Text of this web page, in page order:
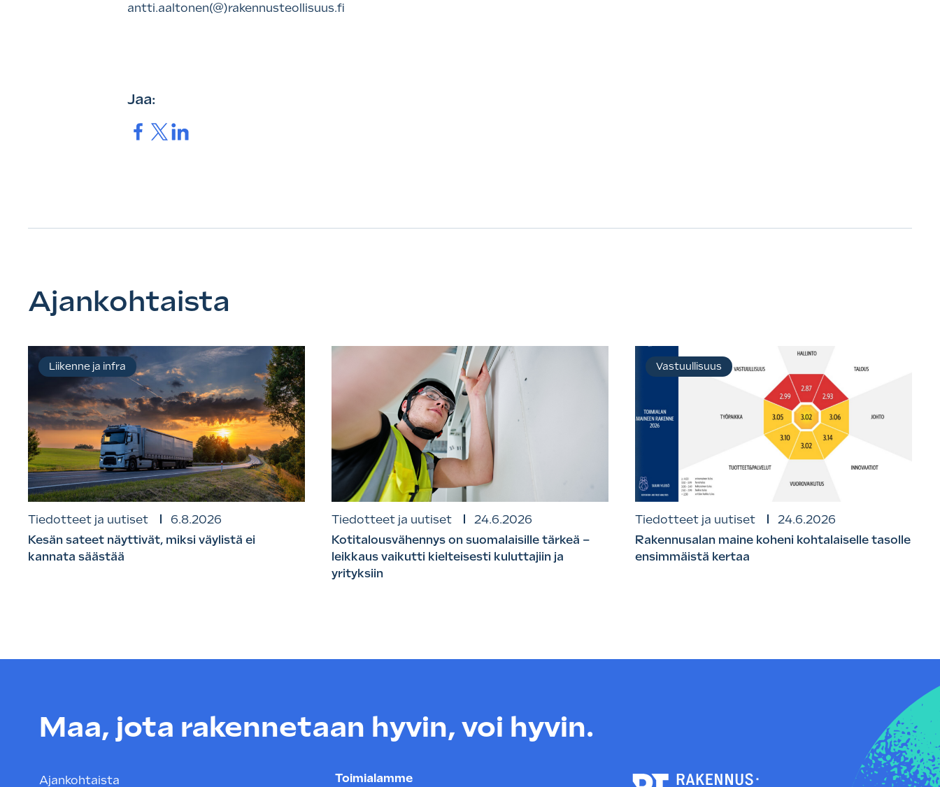
antti.aaltonen(@)rakennusteollisuus.fi
Jaa:
Jaa. Jaa.Jaa.
Ajankohtaista
Tiedotteet ja uutiset
6.8.2026
Kesän sateet näyttivät, miksi väylistä ei
kannata säästää
Liikenne ja infra
Tiedotteet ja uutiset
24.6.2026
Kotitalousvähennys on suomalaisille tärkeä –
leikkaus vaikutti kielteisesti kuluttajiin ja
yrityksiin
Tiedotteet ja uutiset
24.6.2026
Rakennusalan maine koheni kohtalaiselle tasolle
ensimmäistä kertaa
Vastuullisuus
Maa, jota rakennetaan hyvin, voi hyvin.
Ajankohtaista Toimialamme